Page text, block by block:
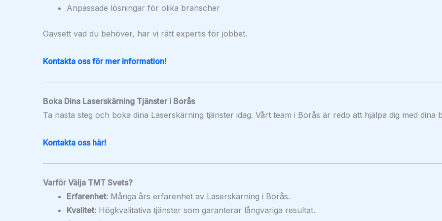
Anpassade lösningar för olika branscher
Oavsett vad du behöver, har vi rätt expertis för jobbet.
Kontakta oss för mer information!
Boka Dina Laserskärning Tjänster i Borås
Ta nästa steg och boka dina Laserskärning tjänster idag. Vårt team i Borås är redo att hjälpa dig med dina
Kontakta oss här!
Varför Välja TMT Svets?
Erfarenhet: Många års erfarenhet av Laserskärning i Borås.
Kvalitet: Högkvalitativa tjänster som garanterar långvariga resultat.